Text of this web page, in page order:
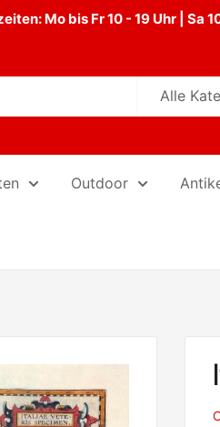
Mo bis Fr 10 - 19 Uhr | Sa
Alle
Outdoor